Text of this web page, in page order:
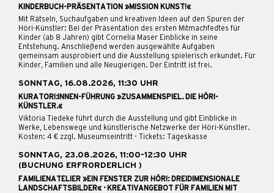
KINDERBUCH-PRÄSENTATION »MISSION KUNST!«
Mit Rätseln, Suchaufgaben und kreativen Ideen auf den Spuren der
Höri-Künstler: Bei der Präsentation des ersten Mitmachfedtes für
Kinder (ab 8 Jahren) gibt Cornelia Maser Einblicke in seine
Entstehung. Anschließend werden ausgewählte Aufgaben
gemeinsam ausprobiert und die Ausstellung spielerisch erkundet. Für
Kinder, Familien und alle Neugierigen. Der Eintritt ist frei.
SONNTAG, 16.08.2026, 11:30 UHR
KURATORI:INNEN-FÜHRUNG »ZUSAMMENSPIEL. DIE HÖRI-
KÜNSTLER.«
Viktoria Tiedeke führt durch die Ausstellung und gibt Einblicke in
Werke, Lebenswege und künstlerische Netzwerke der Höri-Künstler.
Kosten: 4 € zzgl. Museumseintritt · Tickets: Tageskasse
SONNTAG, 23.08.2026, 11:00-12:30 UHR
(BUCHUNG ERFRORDERLICH )
FAMILIENATELIER »EIN FENSTER ZUR HÖRI: DREIDIMENSIONALE
LANDSCHAFTSBILDER« · KREATIVANGEBOT FÜR FAMILIEN MIT